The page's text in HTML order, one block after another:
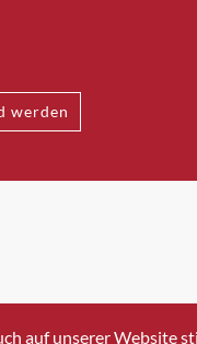
werden
auf unserer Website